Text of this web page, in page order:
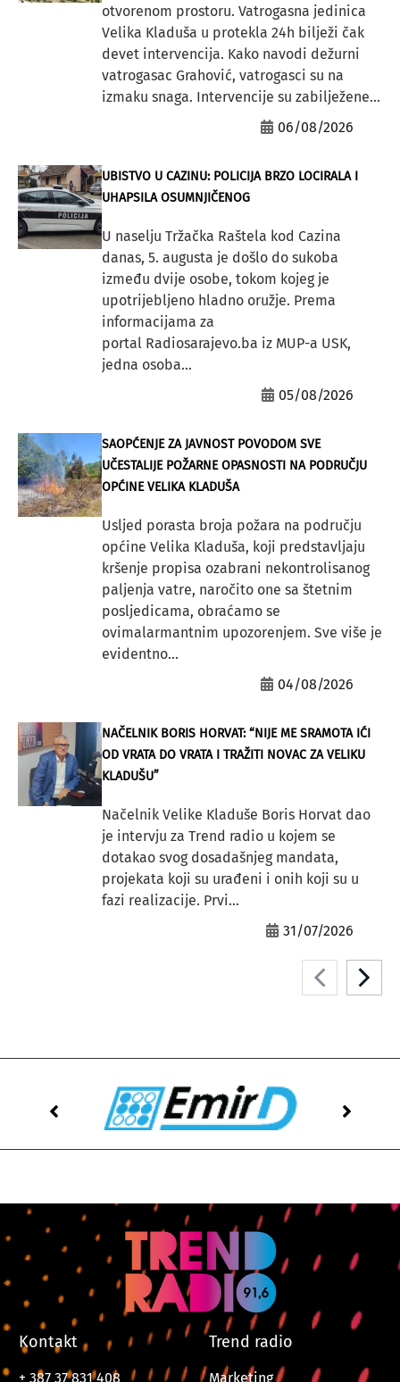
otvorenom prostoru. Vatrogasna jedinica
Velika Kladuša u protekla 24h bilježi čak
devet intervencija. Kako navodi dežurni
vatrogasac Grahović, vatrogasci su na
izmaku snaga. Intervencije su zabilježene...
06/08/2026
UBISTVO U CAZINU: POLICIJA BRZO LOCIRALA I
UHAPSILA OSUMNJIČENOG
U naselju Tržačka Raštela kod Cazina
danas, 5. augusta je došlo do sukoba
između dvije osobe, tokom kojeg je
upotrijebljeno hladno oružje. Prema
informacijama za
portal Radiosarajevo.ba iz MUP-a USK,
jedna osoba...
05/08/2026
SAOPĆENJE ZA JAVNOST POVODOM SVE
UČESTALIJE POŽARNE OPASNOSTI NA PODRUČJU
OPĆINE VELIKA KLADUŠA
Usljed porasta broja požara na području
općine Velika Kladuša, koji predstavljaju
kršenje propisa ozabrani nekontrolisanog
paljenja vatre, naročito one sa štetnim
posljedicama, obraćamo se
ovimalarmantnim upozorenjem. Sve više je
evidentno...
04/08/2026
NAČELNIK BORIS HORVAT: “NIJE ME SRAMOTA IĆI
OD VRATA DO VRATA I TRAŽITI NOVAC ZA VELIKU
KLADUŠU”
Načelnik Velike Kladuše Boris Horvat dao
je intervju za Trend radio u kojem se
dotakao svog dosadašnjeg mandata,
projekata koji su urađeni i onih koji su u
fazi realizacije. Prvi...
31/07/2026
Kontakt
+ 387 37 831 408
Trend radio
Marketing